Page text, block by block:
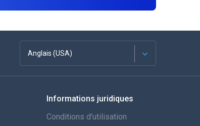
Anglais (USA)
Français
EspagnolInformations juridiques
Conditions d'utilisation